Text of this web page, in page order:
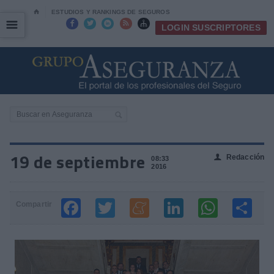
⌂ ESTUDIOS Y RANKINGS DE SEGUROS
     LOGIN SUSCRIPTORES
☰
☰
19 de septiembre
08:33
2016
👤 Redacción